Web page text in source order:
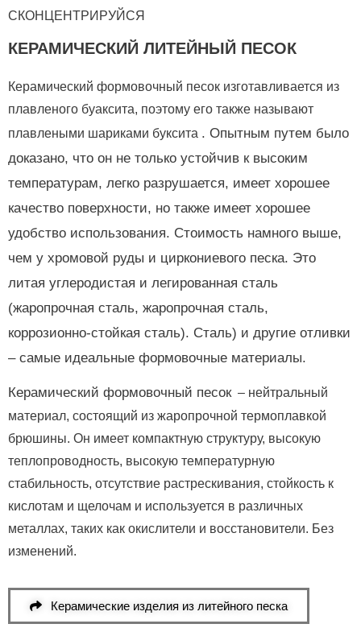
СКОНЦЕНТРИРУЙСЯ
КЕРАМИЧЕСКИЙ ЛИТЕЙНЫЙ ПЕСОК
Керамический формовочный песок изготавливается из
плавленого буаксита, поэтому его также называют
плавлеными шариками буксита . Опытным путем было
доказано, что он не только устойчив к высоким
температурам, легко разрушается, имеет хорошее
качество поверхности, но также имеет хорошее
удобство использования. Стоимость намного выше,
чем у хромовой руды и циркониевого песка. Это
литая углеродистая и легированная сталь
(жаропрочная сталь, жаропрочная сталь,
коррозионно-стойкая сталь). Сталь) и другие отливки
– самые идеальные формовочные материалы.
Керамический формовочный песок– нейтральный
материал, состоящий из жаропрочной термоплавкой
брюшины. Он имеет компактную структуру, высокую
теплопроводность, высокую температурную
стабильность, отсутствие растрескивания, стойкость к
кислотам и щелочам и используется в различных
металлах, таких как окислители и восстановители. Без
изменений.
Керамические изделия из литейного песка